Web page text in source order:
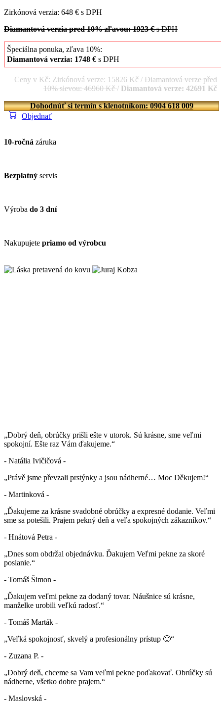
Zirkónová verzia: 648 € s DPH
Diamantová verzia pred 10% zľavou: 1923 €s DPH
Špeciálna ponuka, zľava 10%:
Diamantová verzia: 1748 € s DPH
Ceny v Kč: Zirkónová verze: 15826 Kč / Diamantová verze před
10% slevou: 46960 Kč/ Diamantová verze: 42691 Kč
Dohodnúť si termín s klenotníkom: 0904 618 009
Objednať
10-ročná záruka
Bezplatný servis
Výroba do 3 dní
Nakupujete priamo od výrobcu
„Dobrý deň, obrúčky prišli ešte v utorok. Sú krásne, sme veľmi
spokojní. Ešte raz Vám ďakujeme.“
- Natália Ivičičová -
„Právě jsme převzali prstýnky a jsou nádherné… Moc Děkujem!“
- Martinková -
„Ďakujeme za krásne svadobné obrúčky a expresné dodanie. Veľmi
sme sa potešili. Prajem pekný deň a veľa spokojných zákazníkov.“
- Hnátová Petra -
„Dnes som obdržal objednávku. Ďakujem Veľmi pekne za skoré
poslanie.“
- Tomáš Šimon -
„Ďakujem veľmi pekne za dodaný tovar. Náušnice sú krásne,
manželke urobili veľkú radosť.“
- Tomáš Marták -
„Veľká spokojnosť, skvelý a profesionálny prístup 🙂“
- Zuzana P. -
„Dobrý deň, chceme sa Vam veľmi pekne poďakovať. Obrúčky sú
nádherne, všetko dobre prajem.“
- Maslovská -